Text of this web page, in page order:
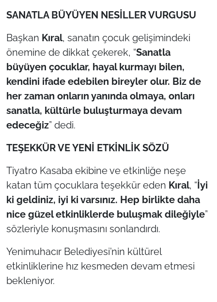
SANATLA BÜYÜYEN NESİLLER VURGUSU
Başkan Kıral, sanatın çocuk gelişimindeki
önemine de dikkat çekerek, “Sanatla
büyüyen çocuklar, hayal kurmayı bilen,
kendini ifade edebilen bireyler olur. Biz de
her zaman onların yanında olmaya, onları
sanatla, kültürle buluşturmaya devam
edeceğiz” dedi.
TEŞEKKÜR VE YENİ ETKİNLİK SÖZÜ
Tiyatro Kasaba ekibine ve etkinliğe neşe
katan tüm çocuklara teşekkür eden Kıral, “İyi
ki geldiniz, iyi ki varsınız. Hep birlikte daha
nice güzel etkinliklerde buluşmak dileğiyle”
sözleriyle konuşmasını sonlandırdı.
Yenimuhacır Belediyesi’nin kültürel
etkinliklerine hız kesmeden devam etmesi
bekleniyor.
Gündem-Eğitim